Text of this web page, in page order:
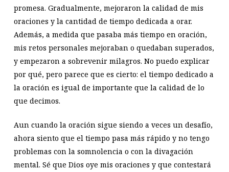
promesa. Gradualmente, mejoraron la calidad de mis
oraciones y la cantidad de tiempo dedicada a orar.
Además, a medida que pasaba más tiempo en oración,
mis retos personales mejoraban o quedaban superados,
y empezaron a sobrevenir milagros. No puedo explicar
por qué, pero parece que es cierto: el tiempo dedicado a
la oración es igual de importante que la calidad de lo
que decimos.
Aun cuando la oración sigue siendo a veces un desafío,
ahora siento que el tiempo pasa más rápido y no tengo
problemas con la somnolencia o con la divagación
mental. Sé que Dios oye mis oraciones y que contestará